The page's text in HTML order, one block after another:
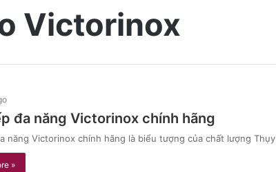
Victorinox
đa năng Victorinox chính hãng
năng Victorinox chính hãng là biểu tượng của chất lượng
»